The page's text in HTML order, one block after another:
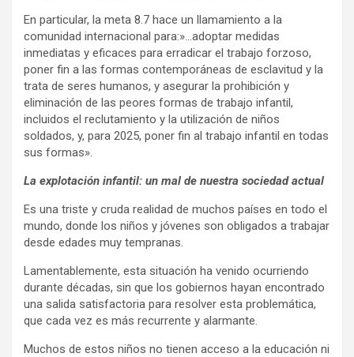
En particular, la meta 8.7 hace un llamamiento a la
comunidad internacional para:»…adoptar medidas
inmediatas y eficaces para erradicar el trabajo forzoso,
poner fin a las formas contemporáneas de esclavitud y la
trata de seres humanos, y asegurar la prohibición y
eliminación de las peores formas de trabajo infantil,
incluidos el reclutamiento y la utilización de niños
soldados, y, para 2025, poner fin al trabajo infantil en todas
sus formas».
La explotación infantil: un mal de nuestra sociedad actual
Es una triste y cruda realidad de muchos países en todo el
mundo, donde los niños y jóvenes son obligados a trabajar
desde edades muy tempranas.
Lamentablemente, esta situación ha venido ocurriendo
durante décadas, sin que los gobiernos hayan encontrado
una salida satisfactoria para resolver esta problemática,
que cada vez es más recurrente y alarmante.
Muchos de estos niños no tienen acceso a la educación ni